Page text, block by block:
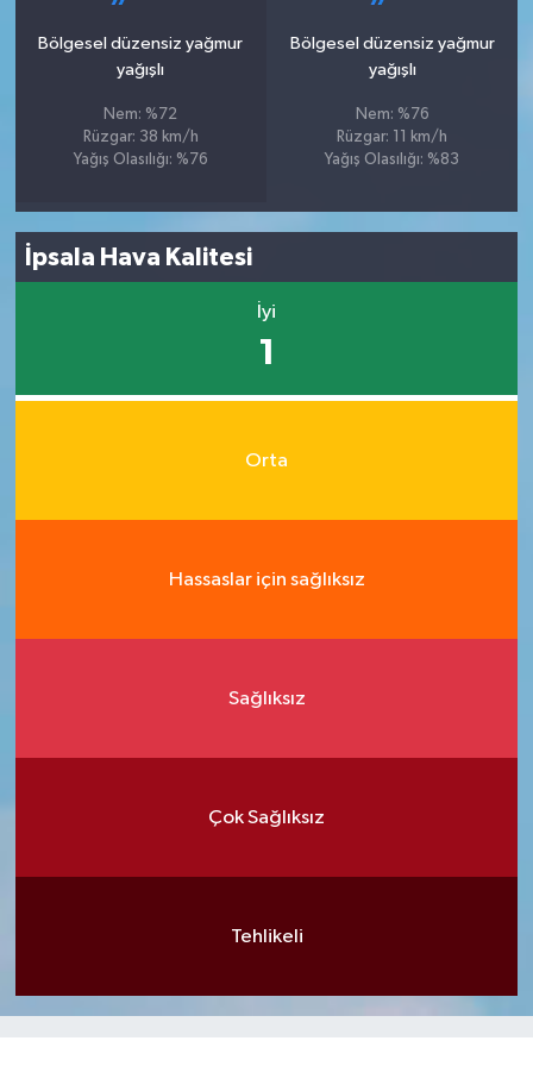
Bölgesel düzensiz yağmur
yağışlı
Nem: %72
Rüzgar: 38 km/h
Yağış Olasılığı: %76
Bölgesel düzensiz yağmur
yağışlı
Nem: %76
Rüzgar: 11 km/h
Yağış Olasılığı: %83
İpsala Hava Kalitesi
İyi
1
Orta
Hassaslar için sağlıksız
Sağlıksız
Çok Sağlıksız
Tehlikeli